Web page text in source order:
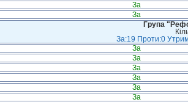
За
За
Група
За:19 Проти:0
За
За
За
За
За
За